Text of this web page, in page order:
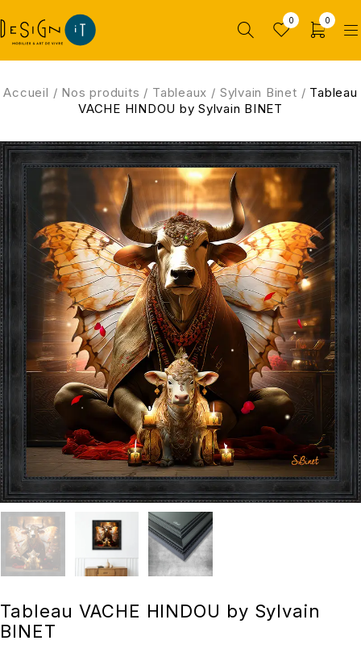
0 0
Accueil / Nos produits / Tableaux / Sylvain Binet / Tableau
VACHE HINDOU by Sylvain BINET
Tableau VACHE HINDOU by Sylvain
BINET